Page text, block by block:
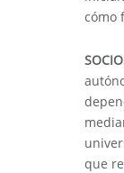
cómo
que